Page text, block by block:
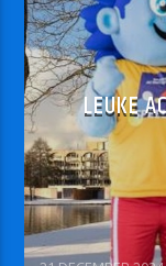
LEUKE